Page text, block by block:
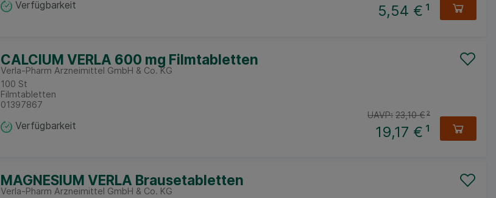
Verfügbarkeit 5,54 € ¹
CALCIUM VERLA 600 mg Filmtabletten
Verla-Pharm Arzneimittel GmbH & Co. KG
100 St
Filmtabletten
01397867
Verfügbarkeit 19,17 € ¹
UAVP: 23,10 €²
MAGNESIUM VERLA Brausetabletten
Verla-Pharm Arzneimittel GmbH & Co. KG